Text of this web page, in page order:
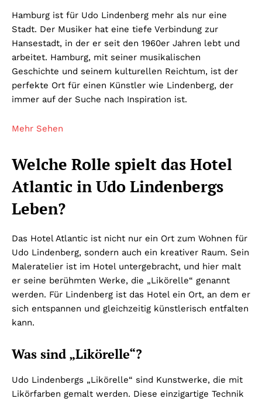
Hamburg ist für Udo Lindenberg mehr als nur eine
Stadt. Der Musiker hat eine tiefe Verbindung zur
Hansestadt, in der er seit den 1960er Jahren lebt und
arbeitet. Hamburg, mit seiner musikalischen
Geschichte und seinem kulturellen Reichtum, ist der
perfekte Ort für einen Künstler wie Lindenberg, der
immer auf der Suche nach Inspiration ist.
Mehr Sehen
Welche Rolle spielt das Hotel
Atlantic in Udo Lindenbergs
Leben?
Das Hotel Atlantic ist nicht nur ein Ort zum Wohnen für
Udo Lindenberg, sondern auch ein kreativer Raum. Sein
Maleratelier ist im Hotel untergebracht, und hier malt
er seine berühmten Werke, die „Likörelle“ genannt
werden. Für Lindenberg ist das Hotel ein Ort, an dem er
sich entspannen und gleichzeitig künstlerisch entfalten
kann.
Was sind „Likörelle“?
Udo Lindenbergs „Likörelle“ sind Kunstwerke, die mit
Likörfarben gemalt werden. Diese einzigartige Technik